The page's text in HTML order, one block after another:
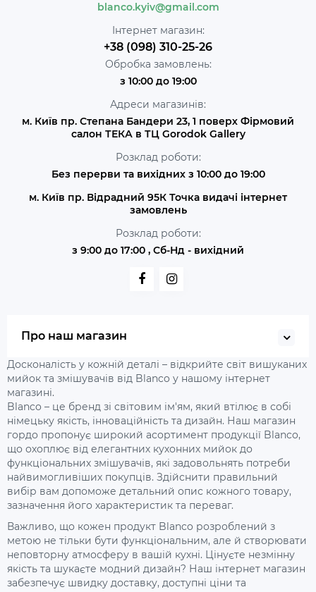
blanco.kyiv@gmail.com
Інтернет магазин:
+38 (098) 310-25-26
Обробка замовлень:
з 10:00 до 19:00
Адреси магазинів:
м. Київ пр. Степана Бандери 23, 1 поверх Фірмовий
салон ТЕКА в ТЦ Gorodok Gallery
Розклад роботи:
Без перерви та вихідних з 10:00 до 19:00
м. Київ пр. Відрадний 95К Точка видачі інтернет
замовлень
Розклад роботи:
з 9:00 до 17:00 , Сб-Нд - вихідний
Про наш магазин
Досконалість у кожній деталі – відкрийте світ вишуканих
мийок та змішувачів від Blanco у нашому інтернет
магазині.
Blanco – це бренд зі світовим ім'ям, який втілює в собі
німецьку якість, інноваційність та дизайн. Наш магазин
гордо пропонує широкий асортимент продукції Blanco,
що охоплює від елегантних кухонних мийок до
функціональних змішувачів, які задовольнять потреби
найвимогливіших покупців. Здійснити правильний
вибір вам допоможе детальний опис кожного товару,
зазначення його характеристик та переваг.
Важливо, що кожен продукт Blanco розроблений з
метою не тільки бути функціональним, але й створювати
неповторну атмосферу в вашій кухні. Цінуєте незмінну
якість та шукаєте модний дизайн? Наш інтернет магазин
забезпечує швидку доставку, доступні ціни та